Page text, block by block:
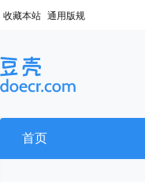
收藏本站 通用版规
首页